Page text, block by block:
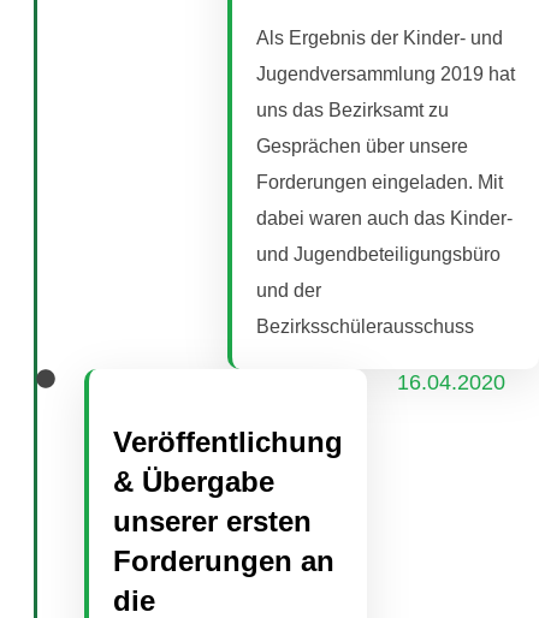
Als Ergebnis der Kinder- und
Jugendversammlung 2019 hat
uns das Bezirksamt zu
Gesprächen über unsere
Forderungen eingeladen. Mit
dabei waren auch das Kinder-
und Jugendbeteiligungsbüro
und der
Bezirksschülerausschuss
16.04.2020
Veröffentlichung
& Übergabe
unserer ersten
Forderungen an
die